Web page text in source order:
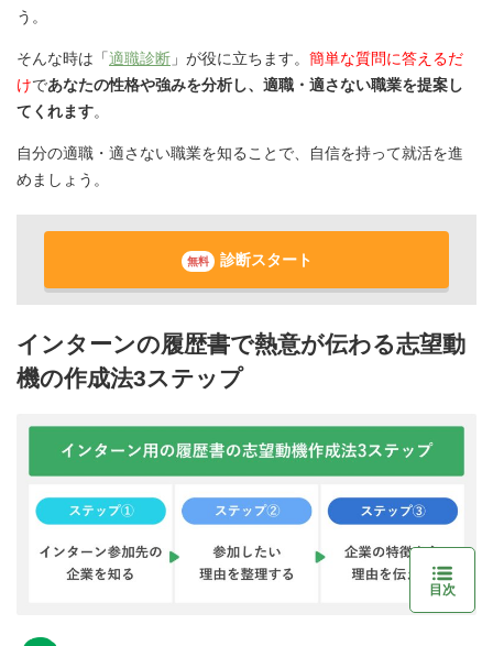
う。
そんな時は「適職診断 」が役に立ちます。 簡単な質問に答えるだ
けであなたの性格や強みを分析し、適職・適さない職業を提案し
てくれます。
自分の適職・適さない職業を知ることで、自信を持って就活を進
めましょう。
無料 診断スタート
インターンの履歴書で熱意が伝わる志望動
機の作成法3ステップ
目次